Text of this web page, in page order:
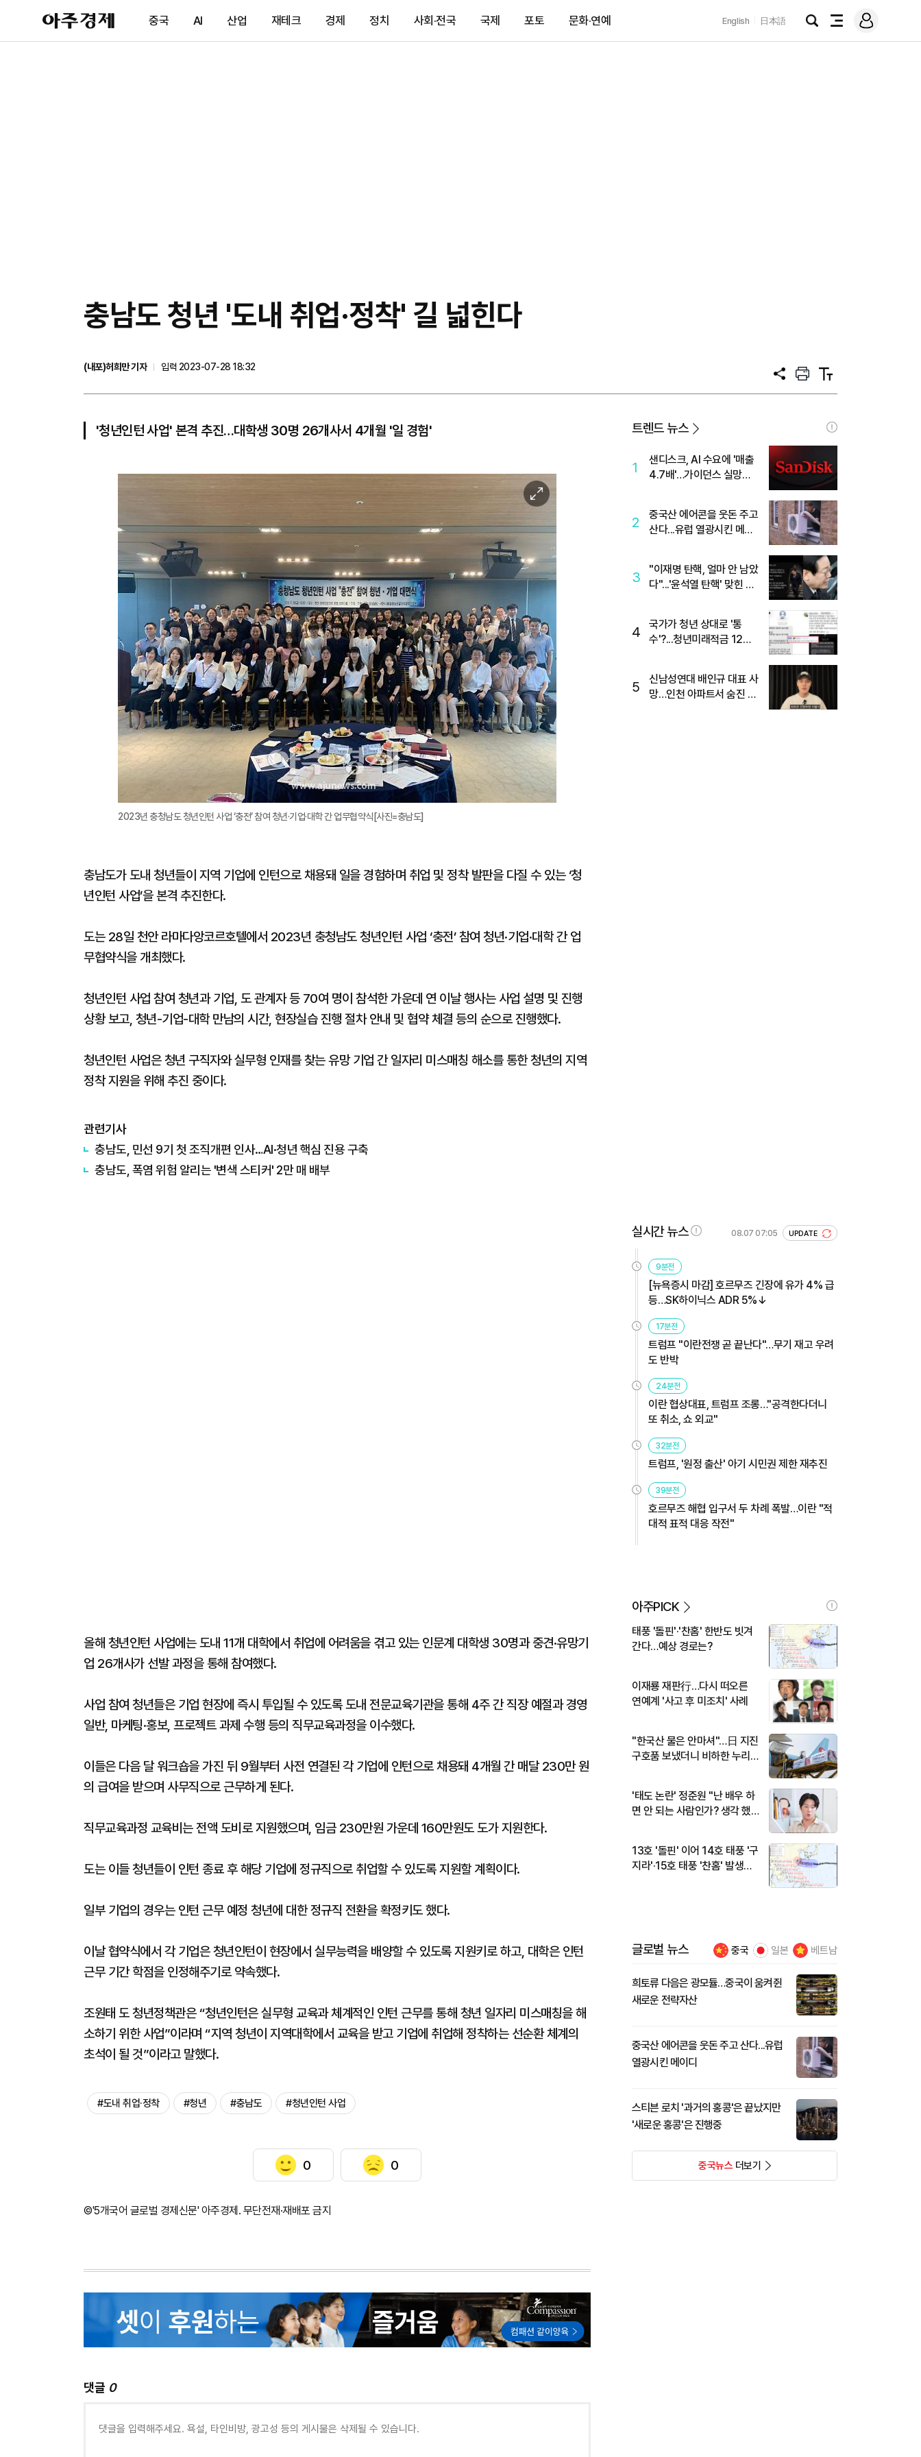
아
주
제
중국 AI 산업 재테크 경제 정치 사회·전국 국제 포토 문화·연예 English 日本語
검
전
메
그
충남도 청년 '도내 취업·정착' 길 넓힌다
(내포)허희만 기자
입력 2023-07-28 18:32
공
프
트
텍
트
'청년인턴 사업' 본격 추진…대학생 30명 26개사서 4개월 '일 경험'
이
미
지
대
2023년 충청남도 청년인턴 사업 ‘충전’ 참여 청년·기업·대학 간 업무협약식[사진=충남도]
충남도가 도내 청년들이 지역 기업에 인턴으로 채용돼 일을 경험하며 취업 및 정착 발판을 다질 수 있는 ‘청
년인턴 사업’을 본격 추진한다.
도는 28일 천안 라마다앙코르호텔에서 2023년 충청남도 청년인턴 사업 ‘충전’ 참여 청년·기업·대학 간 업
무협약식을 개최했다.
청년인턴 사업 참여 청년과 기업, 도 관계자 등 70여 명이 참석한 가운데 연 이날 행사는 사업 설명 및 진행
상황 보고, 청년-기업-대학 만남의 시간, 현장실습 진행 절차 안내 및 협약 체결 등의 순으로 진행했다.
청년인턴 사업은 청년 구직자와 실무형 인재를 찾는 유망 기업 간 일자리 미스매칭 해소를 통한 청년의 지역
정착 지원을 위해 추진 중이다.
관련기사
충남도, 민선 9기 첫 조직개편 인사…AI·청년 핵심 진용 구축
충남도, 폭염 위험 알리는 '변색 스티커' 2만 매 배부
올해 청년인턴 사업에는 도내 11개 대학에서 취업에 어려움을 겪고 있는 인문계 대학생 30명과 중견·유망기
업 26개사가 선발 과정을 통해 참여했다.
사업 참여 청년들은 기업 현장에 즉시 투입될 수 있도록 도내 전문교육기관을 통해 4주 간 직장 예절과 경영
일반, 마케팅·홍보, 프로젝트 과제 수행 등의 직무교육과정을 이수했다.
이들은 다음 달 워크숍을 가진 뒤 9월부터 사전 연결된 각 기업에 인턴으로 채용돼 4개월 간 매달 230만 원
의 급여을 받으며 사무직으로 근무하게 된다.
직무교육과정 교육비는 전액 도비로 지원했으며, 임금 230만원 가운데 160만원도 도가 지원한다.
도는 이들 청년들이 인턴 종료 후 해당 기업에 정규직으로 취업할 수 있도록 지원할 계획이다.
일부 기업의 경우는 인턴 근무 예정 청년에 대한 정규직 전환을 확정키도 했다.
이날 협약식에서 각 기업은 청년인턴이 현장에서 실무능력을 배양할 수 있도록 지원키로 하고, 대학은 인턴
근무 기간 학점을 인정해주기로 약속했다.
조원태 도 청년정책관은 “청년인턴은 실무형 교육과 체계적인 인턴 근무를 통해 청년 일자리 미스매칭을 해
소하기 위한 사업”이라며 “지역 청년이 지역대학에서 교육을 받고 기업에 취업해 정착하는 선순환 체계의
초석이 될 것”이라고 말했다.
#도내 취업·정착 #청년 #충남도 #청년인턴 사업
0 0
©'5개국어 글로벌 경제신문' 아주경제. 무단전재·재배포 금지
댓글 0
트렌드 뉴스
1
샌디스크, AI 수요에 '매출
4.7배'…가이던스 실망에
2
중국산 에어콘을 웃돈 주고
산다...유럽 열광시킨 메이
3
"이재명 탄핵, 얼마 안 남았
다"...'윤석열 탄핵' 맞힌 무
4
국가가 청년 상대로 '통
수'?...청년미래적금 12%
5
신남성연대 배인규 대표 사
망…인천 아파트서 숨진 채
실시간 뉴스 08.07 07:05 UPDATE
9분전
[뉴욕증시 마감] 호르무즈 긴장에 유가 4% 급
등…SK하이닉스 ADR 5%↓
17분전
트럼프 "이란전쟁 곧 끝난다"…무기 재고 우려
도 반박
24분전
이란 협상대표, 트럼프 조롱…"공격한다더니
또 취소, 쇼 외교"
32분전
트럼프, '원정 출산' 아기 시민권 제한 재추진
39분전
호르무즈 해협 입구서 두 차례 폭발…이란 "적
대적 표적 대응 작전"
아주PICK
태풍 '돌핀'·'찬홈' 한반도 빗겨
간다…예상 경로는?
이재룡 재판行…다시 떠오른
연예계 '사고 후 미조치' 사례
"한국산 물은 안마셔"…日 지진
구호품 보냈더니 비하한 누리
'태도 논란' 정준원 "난 배우 하
면 안 되는 사람인가? 생각 했
13호 '돌핀' 이어 14호 태풍 '구
지라'·15호 태풍 '찬홈' 발생…
글로벌 뉴스 중국 일본 베트남
희토류 다음은 광모듈…중국이 움켜쥔
새로운 전략자산
중국산 에어콘을 웃돈 주고 산다...유럽
열광시킨 메이디
스티븐 로치 '과거의 홍콩'은 끝났지만
'새로운 홍콩'은 진행중
중국뉴스더보기